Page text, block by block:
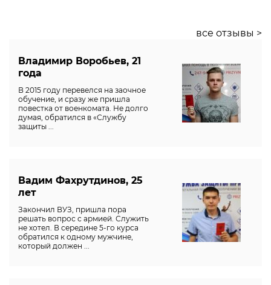
все отзывы >
Владимир Воробьев, 21
года
В 2015 году перевелся на заочное
обучение, и сразу же пришла
повестка от военкомата. Не долго
думая, обратился в «Службу
защиты ...
Вадим Фахрутдинов, 25
лет
Закончил ВУЗ, пришла пора
решать вопрос с армией. Служить
не хотел. В середине 5-го курса
обратился к одному мужчине,
который должен ...